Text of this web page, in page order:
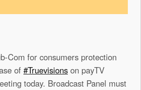
Com for consumers protection
of #Truevisions on payTV
today. Broadcast Panel must